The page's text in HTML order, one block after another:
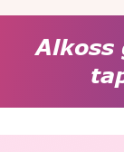
Alkoss